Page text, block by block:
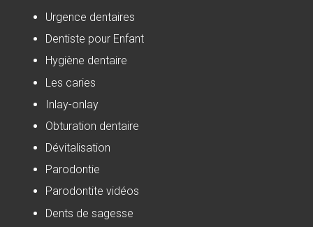
Urgence dentaires
Dentiste pour Enfant
Hygiène dentaire
Les caries
Inlay-onlay
Obturation dentaire
Dévitalisation
Parodontie
Parodontite vidéos
Dents de sagesse